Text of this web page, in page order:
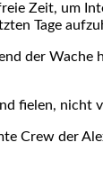
Zeit, um
Tage
der
fielen, nicht
Crew der